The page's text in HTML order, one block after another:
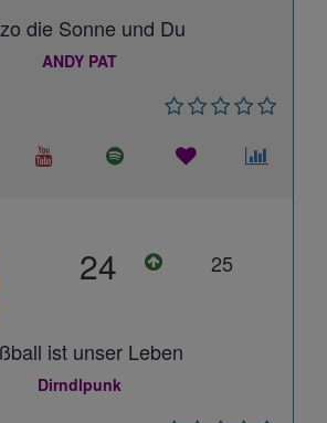
die Sonne und Du
ANDY PAT
24 25
ist unser Leben
Dirndlpunk